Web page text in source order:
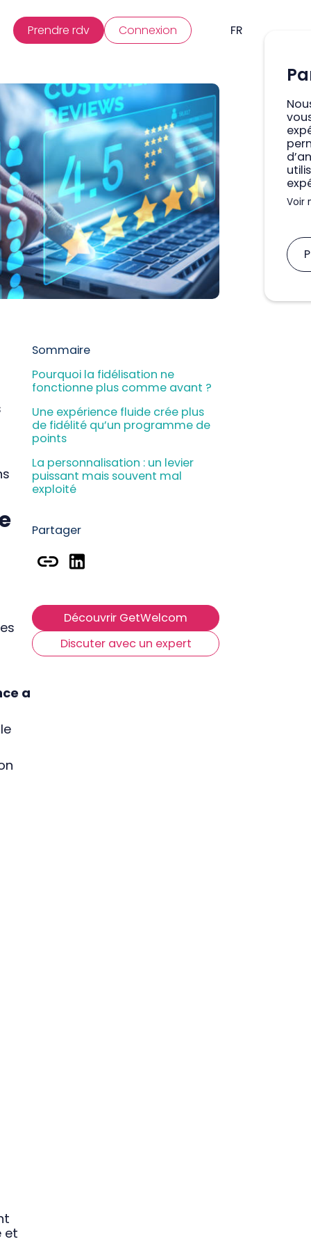
Prendre rdv Connexion FR
Voir
a
et
Sommaire
Pourquoi la fidélisation ne
fonctionne plus comme avant ?
Une expérience fluide crée plus
de fidélité qu’un programme de
points
La personnalisation : un levier
puissant mais souvent mal
exploité
influence directement la
fidélisation ?
Le post-séjour : un levier clé pour
Ce que font les hôtels qui
fidélisent vraiment
Partager
Découvrir GetWelcom
Discuter avec un expert